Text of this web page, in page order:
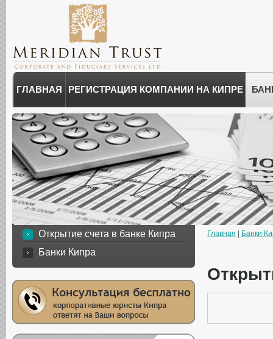
ГЛАВНАЯ РЕГИСТРАЦИЯ КОМПАНИИ НА КИПРЕ
Открытие счета в банке Кипра
Банки Кипра
Главная Банки